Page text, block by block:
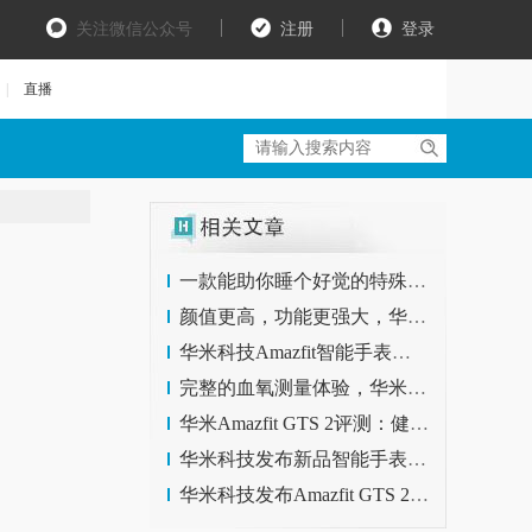
关注微信公众号 注册 登录
直播
一款能助你睡个好觉的特殊耳机 华米Amazfit ZenBuds体验
颜值更高，功能更强大，华米科技诚意新作 Amazfit GTR 2！
华米科技Amazfit智能手表新品发布，内置血氧监测和离线语音
完整的血氧测量体验，华米Amazfit GTR 2 时刻记录你的健康状况
华米Amazfit GTS 2评测：健康与实用的完美结合
华米科技发布新品智能手表，测血氧+高颜值为最大优势
华米科技发布Amazfit GTS 2智能手表：更时尚、更强大、更懂健康